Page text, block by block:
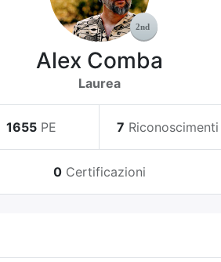
Alex Comba
Laurea
1655 PE 7 Riconoscimenti
0 Certificazioni